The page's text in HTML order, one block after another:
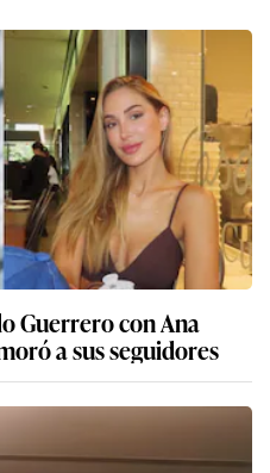
Guerrero con Ana
a sus seguidores